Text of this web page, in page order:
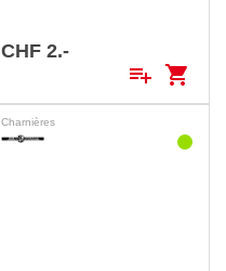
CHF 2.-
playlist_add shopping_cart
Charnières